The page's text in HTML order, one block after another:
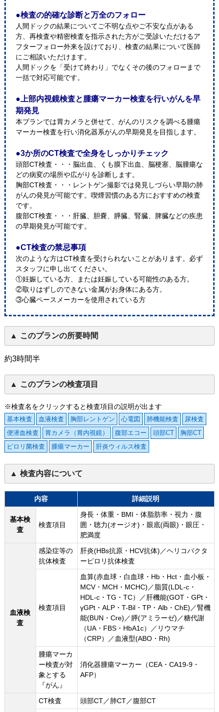
●検査の的確な診断と万全のフォロー
人間ドックの結果についてご不明な点やご不安な点がある
方、再検査や精密検査を指示された方がご受診いただけるア
フターフォロー外来を設けており、検査の結果について医師
にご相談いただけます。
人間ドックを「受けて終わり」でなくその後のフォローまで
一括で対応可能です。
●上部内視鏡検査と腫瘍マーカー検査を行いがんを早
期発見
本プランでは胃カメラと併せて、がんのリスクを調べる腫瘍
マーカー検査を行い消化器系がんの早期発見を目指します。
●3か所のCT検査で全身をしっかりチェック
頭部CT検査・・・脳出血、くも膜下出血、脳梗塞、脳腫瘍な
どの病変の場所や広がりを診断します。
胸部CT検査・・・レントゲン撮影では発見しづらい早期の肺
がんの発見が可能です。喫煙習慣のある方におすすめの検査
です。
腹部CT検査・・・肝臓、胆嚢、膵臓、腎臓、脾臓などの疾患
の早期発見が可能です。
●CT検査の禁忌事項
次のような方はCT検査を受けられないことがあります。必ず
スタッフに申し出てください。
①妊娠している方、または妊娠している可能性のある方。
②取りはずしのできない金属がお身体にある方。
③心臓ペースメーカーを使用されている方
このプランの所要時間
約3時間半
このプランの検査項目
※検査名をクリックすると検査項目の説明が出ます
基本検査 血液検査 胸部レントゲン 心電図 肺機能検査
尿検査
便潜血検査
胃カメラ（胃内視鏡） 腹部エコー 頭部CT
胸部CT
ピロリ菌検査
腫瘍マーカー 肝炎ウィルス検査
検査内容について
内容 詳細説明
基本検
査
検査項目
身長・体重・BMI・体脂肪率・視力・腹
囲・聴力(オージオ)・眼底(両眼)・眼圧・
肥満度
血液検
査
感染症等の
抗体検査
肝炎(HBs抗原・HCV抗体)／ヘリコバクタ
ーピロリ抗体検査
検査項目
血算(赤血球・白血球・Hb・Hct・血小板・
MCV・MCH・MCHC)／脂質(LDL-c・
HDL‐c・TG・TC）／肝機能(GOT・GPt・
γGPt・ALP・T-Bil・TP・Alb・ChE)／腎機
能(BUN・Cre)／膵(アミラーゼ)／糖代謝
（UA・FBS・HbA1c）／リウマチ
（CRP）／血液型(ABO・Rh)
腫瘍マーカ
ー検査が対
象とする
『がん』
消化器腫瘍マーカー（CEA・CA19-9・
AFP）
CT検査
頭部CT／肺CT／腹部CT